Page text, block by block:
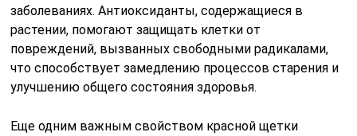
заболеваниях. Антиоксиданты, содержащиеся в
растении, помогают защищать клетки от
повреждений, вызванных свободными радикалами,
что способствует замедлению процессов старения и
улучшению общего состояния здоровья.
Еще одним важным свойством красной щетки